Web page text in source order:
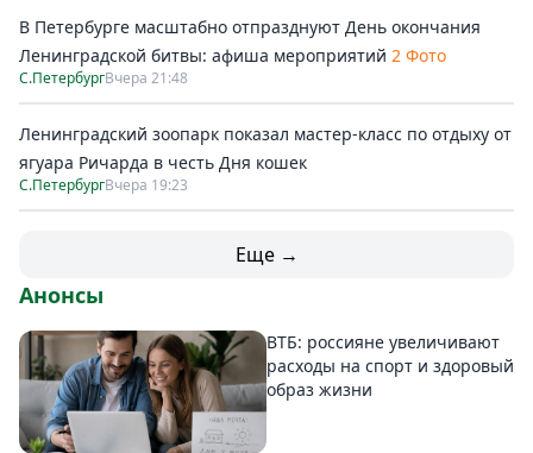
В Петербурге масштабно отпразднуют День окончания
Ленинградской битвы: афиша мероприятий 2 Фото
С.ПетербургВчера 21:48
Ленинградский зоопарк показал мастер-класс по отдыху от
ягуара Ричарда в честь Дня кошек
С.ПетербургВчера 19:23
Еще →
Анонсы
ВТБ: россияне увеличивают
расходы на спорт и здоровый
образ жизни